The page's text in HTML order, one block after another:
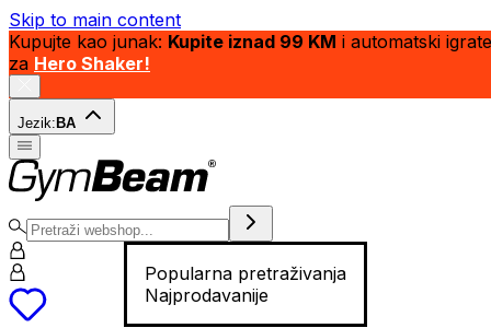
Skip to main content
Kupujte kao junak: Kupite iznad 99 KM i automatski igrate
za Hero Shaker!
Jezik: BA
Popularna pretraživanja
Najprodavanije